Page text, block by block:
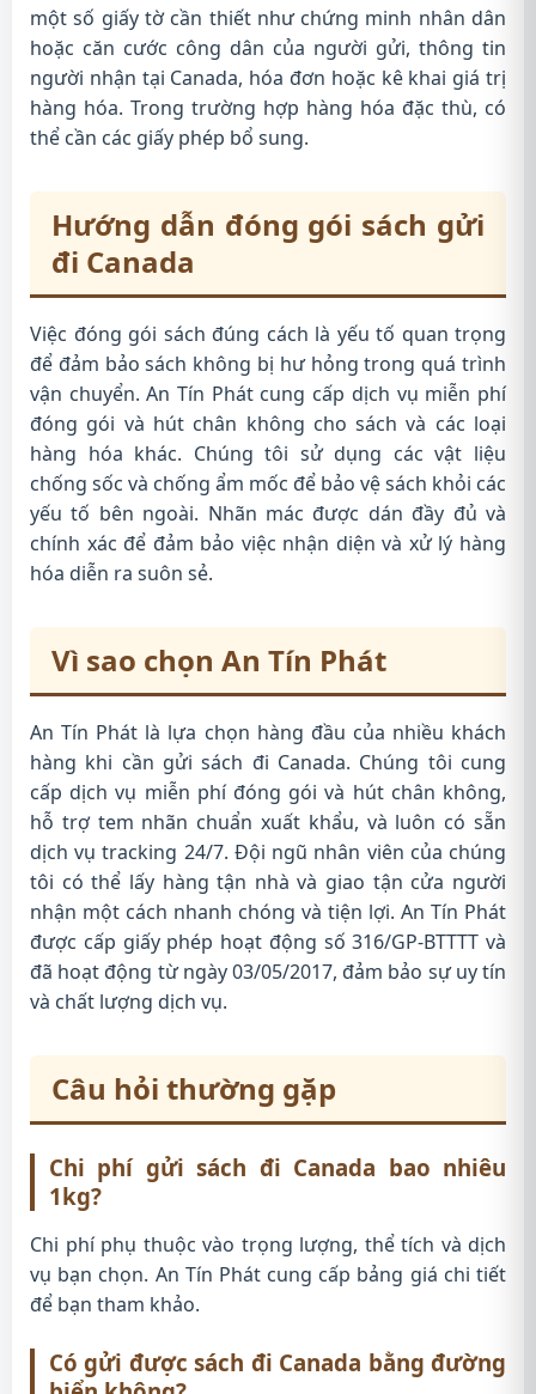
một số giấy tờ cần thiết như chứng minh nhân dân
hoặc căn cước công dân của người gửi, thông tin
người nhận tại Canada, hóa đơn hoặc kê khai giá trị
hàng hóa. Trong trường hợp hàng hóa đặc thù, có
thể cần các giấy phép bổ sung.
Hướng dẫn đóng gói sách gửi
đi Canada
Việc đóng gói sách đúng cách là yếu tố quan trọng
để đảm bảo sách không bị hư hỏng trong quá trình
vận chuyển. An Tín Phát cung cấp dịch vụ miễn phí
đóng gói và hút chân không cho sách và các loại
hàng hóa khác. Chúng tôi sử dụng các vật liệu
chống sốc và chống ẩm mốc để bảo vệ sách khỏi các
yếu tố bên ngoài. Nhãn mác được dán đầy đủ và
chính xác để đảm bảo việc nhận diện và xử lý hàng
hóa diễn ra suôn sẻ.
Vì sao chọn An Tín Phát
An Tín Phát là lựa chọn hàng đầu của nhiều khách
hàng khi cần gửi sách đi Canada. Chúng tôi cung
cấp dịch vụ miễn phí đóng gói và hút chân không,
hỗ trợ tem nhãn chuẩn xuất khẩu, và luôn có sẵn
dịch vụ tracking 24/7. Đội ngũ nhân viên của chúng
tôi có thể lấy hàng tận nhà và giao tận cửa người
nhận một cách nhanh chóng và tiện lợi. An Tín Phát
được cấp giấy phép hoạt động số 316/GP-BTTTT và
đã hoạt động từ ngày 03/05/2017, đảm bảo sự uy tín
và chất lượng dịch vụ.
Câu hỏi thường gặp
Chi phí gửi sách đi Canada bao nhiêu
1kg?
Chi phí phụ thuộc vào trọng lượng, thể tích và dịch
vụ bạn chọn. An Tín Phát cung cấp bảng giá chi tiết
để bạn tham khảo.
Có gửi được sách đi Canada bằng đường